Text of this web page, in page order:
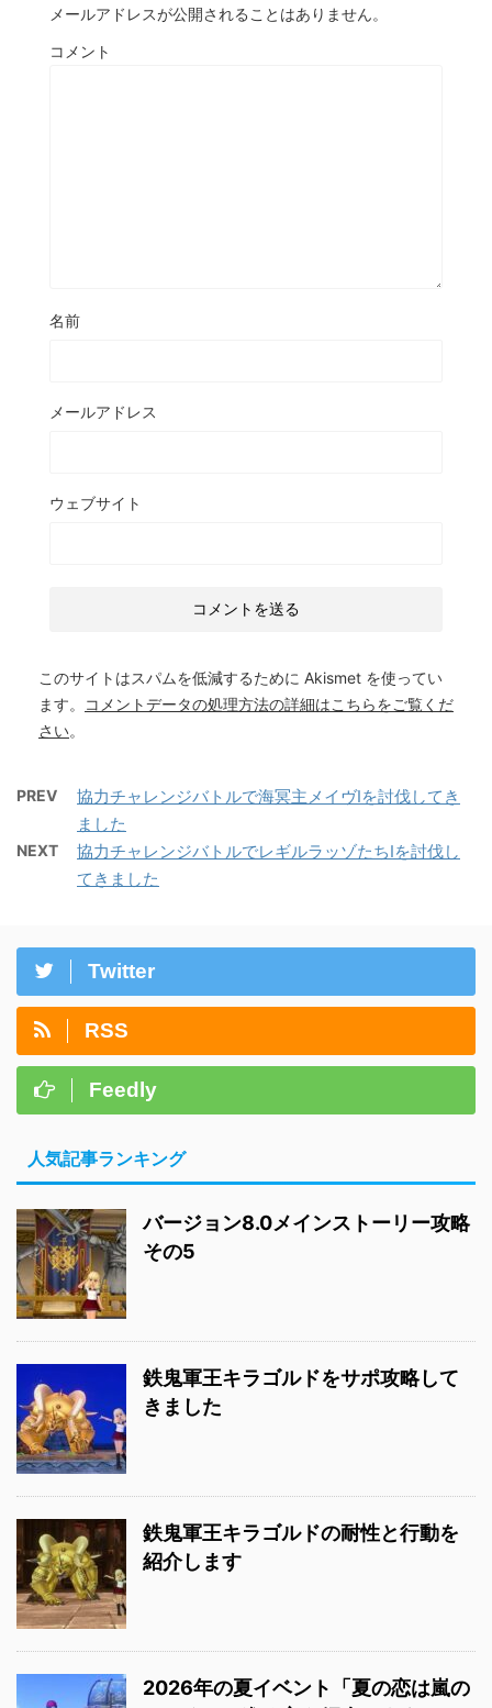
メールアドレスが公開されることはありません。
コメント
名前
メールアドレス
ウェブサイト
このサイトはスパムを低減するために Akismet を使ってい
ます。
コメントデータの処理方法の詳細はこちらをご覧くだ
さい。
PREV
協力チャレンジバトルで海冥主メイヴIを討伐してき
ました
NEXT
協力チャレンジバトルでレギルラッゾたちIを討伐し
てきました
Twitter
RSS
Feedly
人気記事ランキング
バージョン8.0メインストーリー攻略
その5
鉄鬼軍王キラゴルドをサポ攻略して
きました
鉄鬼軍王キラゴルドの耐性と行動を
紹介します
2026年の夏イベント「夏の恋は嵐の